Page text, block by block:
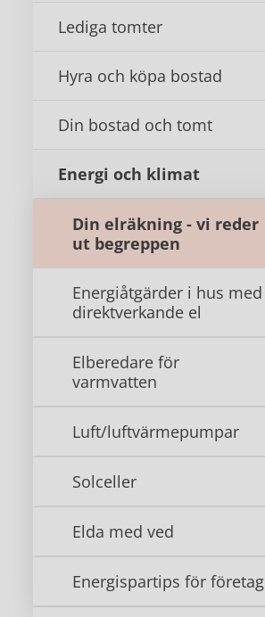
Lediga tomter
Hyra och köpa bostad
Din bostad och tomt
Energi och klimat
Din elräkning - vi reder
ut begreppen
Energiåtgärder i hus med
direktverkande el
Elberedare för
varmvatten
Luft/luftvärmepumpar
Solceller
Elda med ved
Energispartips för företag